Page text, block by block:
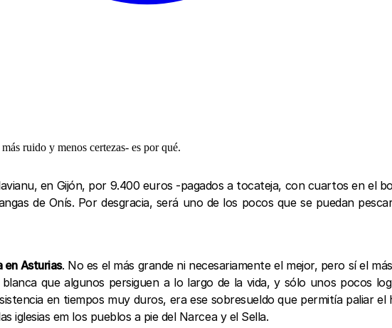
ruido y menos certezas- es por qué.
en Gijón, por 9.400 euros -pagados a tocateja, con cuartos en el
de Onís. Por desgracia, será uno de los pocos que se puedan
en Asturias. No es el más grande ni necesariamente el mejor, pero sí el
que algunos persiguen a lo largo de la vida, y sólo unos pocos
en tiempos muy duros, era ese sobresueldo que permitía paliar
iglesias em los pueblos a pie del Narcea y el Sella.